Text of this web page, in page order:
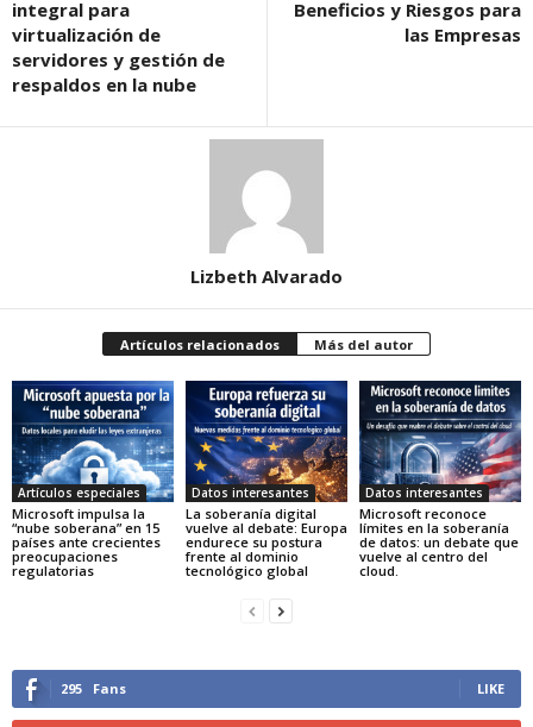
integral para
virtualización de
servidores y gestión de
respaldos en la nube
Beneficios y Riesgos para
las Empresas
Lizbeth Alvarado
Artículos relacionados Más del autor
Artículos especiales
Microsoft impulsa la
“nube soberana” en 15
países ante crecientes
preocupaciones
regulatorias
Datos interesantes
La soberanía digital
vuelve al debate: Europa
endurece su postura
frente al dominio
tecnológico global
Datos interesantes
Microsoft reconoce
límites en la soberanía
de datos: un debate que
vuelve al centro del
cloud.
295 Fans LIKE